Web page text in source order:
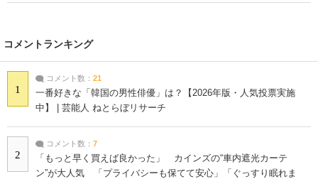
コメントランキング
1
コメント数： 21
一番好きな「韓国の男性俳優」は？【2026年版・人気投票実施
中】 | 芸能人 ねとらぼリサーチ
2
コメント数： 7
「もっと早く買えば良かった」 カインズの“車内遮光カーテ
ン”が大人気 「プライバシーも保てて安心」「ぐっすり眠れま